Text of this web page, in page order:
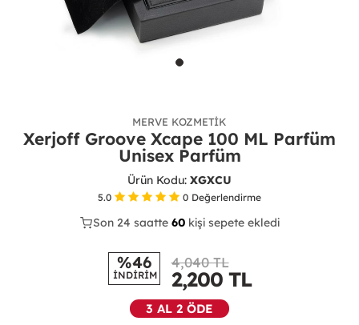
MERVE KOZMETIK
Xerjoff Groove Xcape 100 ML Parfüm
Unisex Parfüm
Ürün Kodu: XGXCU
5.0 0 Değerlendirme
28
Son 24 saatte 60kişi sepete ekledi
13
%46
İNDİRİM
4,040 TL
2,200TL
3 AL 2 ÖDE